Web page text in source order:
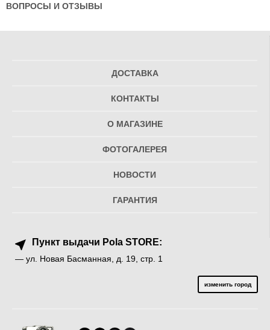
ВОПРОСЫ И ОТЗЫВЫ
ДОСТАВКА
КОНТАКТЫ
О МАГАЗИНЕ
ФОТОГАЛЕРЕЯ
НОВОСТИ
ГАРАНТИЯ
Пункт выдачи Pola STORE:
— ул. Новая Басманная, д. 19, стр. 1
изменить город